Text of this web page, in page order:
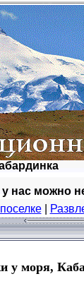
нас можно
|
у моря,